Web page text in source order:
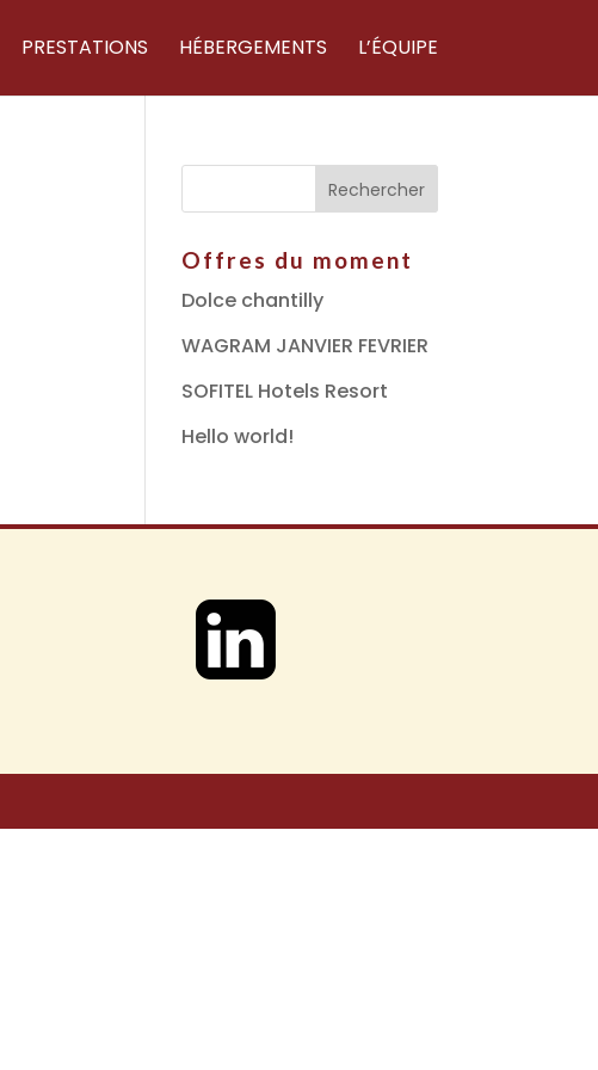
PRESTATIONS HÉBERGEMENTS L’ÉQUIPE
Offres du moment
Dolce chantilly
WAGRAM JANVIER FEVRIER
SOFITEL Hotels Resort
Hello world!